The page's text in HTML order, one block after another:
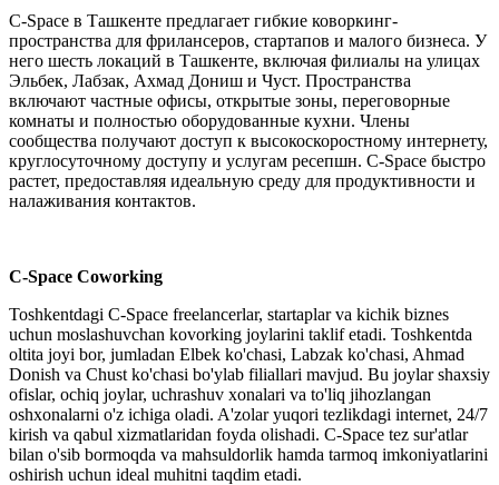
C-Space в Ташкенте предлагает гибкие коворкинг-
пространства для фрилансеров, стартапов и малого бизнеса. У
него шесть локаций в Ташкенте, включая филиалы на улицах
Эльбек, Лабзак, Ахмад Дониш и Чуст. Пространства
включают частные офисы, открытые зоны, переговорные
комнаты и полностью оборудованные кухни. Члены
сообщества получают доступ к высокоскоростному интернету,
круглосуточному доступу и услугам ресепшн. C-Space быстро
растет, предоставляя идеальную среду для продуктивности и
налаживания контактов​.
C-Space Coworking
Toshkentdagi C-Space freelancerlar, startaplar va kichik biznes
uchun moslashuvchan kovorking joylarini taklif etadi. Toshkentda
oltita joyi bor, jumladan Elbek ko'chasi, Labzak ko'chasi, Ahmad
Donish va Chust ko'chasi bo'ylab filiallari mavjud. Bu joylar shaxsiy
ofislar, ochiq joylar, uchrashuv xonalari va to'liq jihozlangan
oshxonalarni o'z ichiga oladi. A'zolar yuqori tezlikdagi internet, 24/7
kirish va qabul xizmatlaridan foyda olishadi. C-Space tez sur'atlar
bilan o'sib bormoqda va mahsuldorlik hamda tarmoq imkoniyatlarini
oshirish uchun ideal muhitni taqdim etadi​.